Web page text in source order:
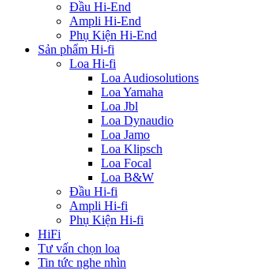
Đầu Hi-End
Ampli Hi-End
Phụ Kiện Hi-End
Sản phẩm Hi-fi
Loa Hi-fi
Loa Audiosolutions
Loa Yamaha
Loa Jbl
Loa Dynaudio
Loa Jamo
Loa Klipsch
Loa Focal
Loa B&W
Đầu Hi-fi
Ampli Hi-fi
Phụ Kiện Hi-fi
HiFi
Tư vấn chọn loa
Tin tức nghe nhìn